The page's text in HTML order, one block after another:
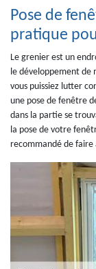
Pose de
pratique
Le grenier est un
le développement de
vous puissiez lutter
une pose de fenêtre
dans la partie se
la pose de votre
recommandé de faire